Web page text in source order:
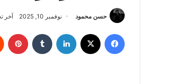
حسن محمود نوفمبر 10, 2025 آخر
فيسبوك لينكدإن